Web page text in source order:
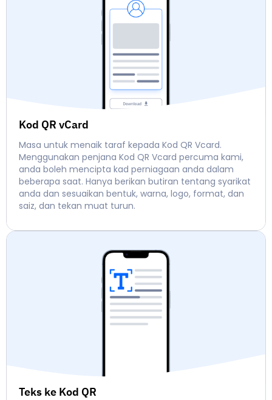
Kod QR vCard
Masa untuk menaik taraf kepada Kod QR Vcard.
Menggunakan penjana Kod QR Vcard percuma kami,
anda boleh mencipta kad perniagaan anda dalam
beberapa saat. Hanya berikan butiran tentang syarikat
anda dan sesuaikan bentuk, warna, logo, format, dan
saiz, dan tekan muat turun.
Teks ke Kod QR